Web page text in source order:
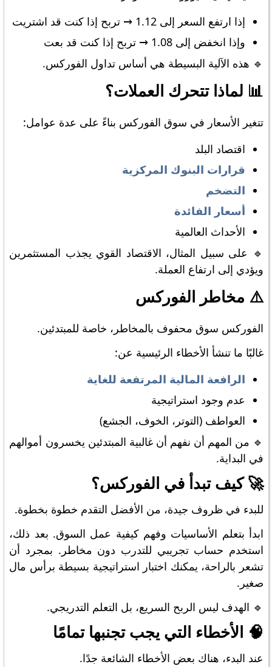
إذا ارتفع السعر إلى 1.12 → تربح إذا كنت قد اشتريت
وإذا انخفض إلى 1.08 → تربح إذا كنت قد بعت
🔹 هذه الآلية البسيطة هي أساس تداول الفوركس.
📊 لماذا تتحرك العملات؟
تتغير الأسعار في سوق الفوركس بناءً على عدة عوامل:
اقتصاد البلد
قرارات البنوك المركزية
التضخم
أسعار الفائدة
الأحداث العالمية
🔹 على سبيل المثال، الاقتصاد القوي يجذب المستثمرين
ويؤدي إلى ارتفاع العملة.
⚠️ مخاطر الفوركس
الفوركس سوق محفوف بالمخاطر، خاصة للمبتدئين.
غالبًا ما تنشأ الأخطاء الرئيسية عن:
الرافعة المالية المرتفعة للغاية
عدم وجود استراتيجية
العواطف (التوتر، الخوف، الجشع)
🔹 من المهم أن نفهم أن غالبية المبتدئين يخسرون أموالهم
في البداية.
🚀 كيف تبدأ في الفوركس؟
للبدء في ظروف جيدة، من الأفضل التقدم خطوة بخطوة.
ابدأ بتعلم الأساسيات وفهم كيفية عمل السوق. بعد ذلك،
استخدم حساب تجريبي للتدرب دون مخاطر. بمجرد أن
تشعر بالراحة، يمكنك اختبار استراتيجية بسيطة برأس مال
صغير.
🔹 الهدف ليس الربح السريع، بل التعلم التدريجي.
🧠 الأخطاء التي يجب تجنبها تمامًا
عند البدء، هناك بعض الأخطاء الشائعة جدًا.